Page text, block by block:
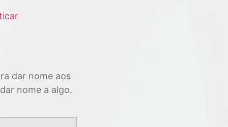
dar nome aos
nome a algo.